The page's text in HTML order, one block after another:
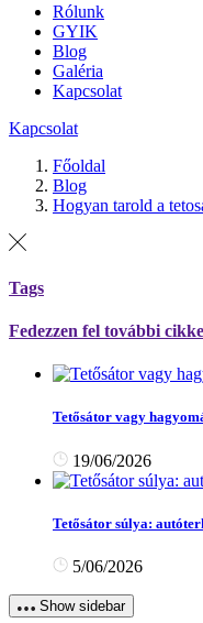
Rólunk
GYIK
Blog
Galéria
Kapcsolat
Kapcsolat
Főoldal
Blog
Hogyan tarold a
Tags
Fedezzen fel további
Tetősátor vagy
19/06/2026
Tetősátor súlya:
5/06/2026
Show sidebar